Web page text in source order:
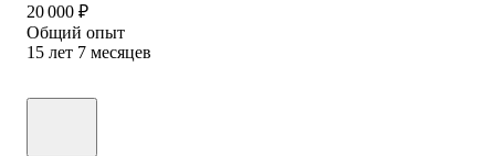
20 000 ₽
Общий опыт
15 лет 7 месяцев